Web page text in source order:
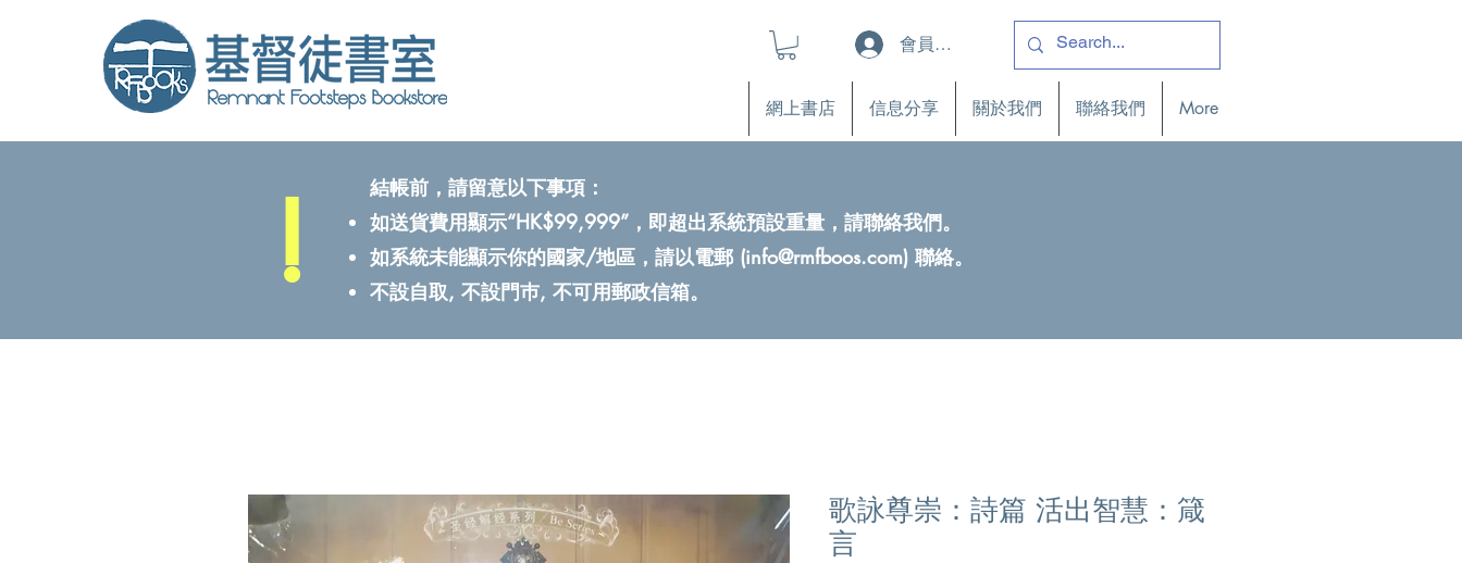
會員登入
網上書店 信息分享 關於我們 聯絡我們 More
!
結帳前，請留意以下事項：
如送貨費用顯示“HK$99,999”，即超出系統預設重量，請聯絡我們。
如系統未能顯示你的國家/地區，請以電郵 (info@rmfboos.com) 聯絡。
不設自取, 不設門巿, 不可用郵政信箱。
歌詠尊崇：詩篇 活出智慧：箴
言